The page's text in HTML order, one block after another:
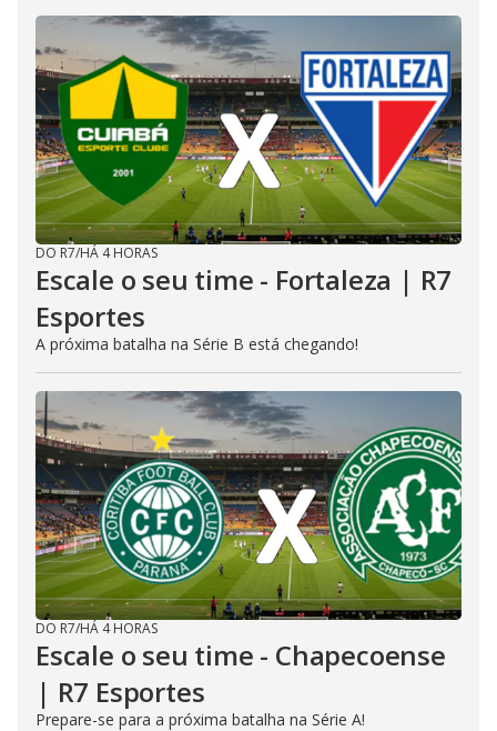
DO R7/HÁ 4 HORAS
Escale o seu time - Fortaleza | R7
Esportes
A próxima batalha na Série B está chegando!
DO R7/HÁ 4 HORAS
Escale o seu time - Chapecoense
| R7 Esportes
Prepare-se para a próxima batalha na Série A!